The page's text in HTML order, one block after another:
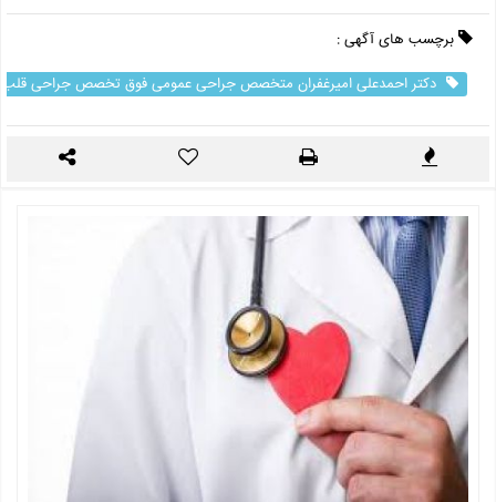
برچسب های آگهی :
دکتر احمدعلی امیرغفران متخصص جراحی عمومی فوق تخصص جراحی قلب